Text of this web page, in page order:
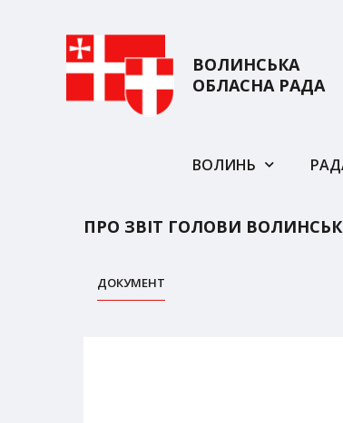
ВОЛИНСЬКА
ОБЛАСНА РАДА
ВОЛИНЬ
ПРО ЗВІТ ГОЛОВИ
ДОКУМЕНТ